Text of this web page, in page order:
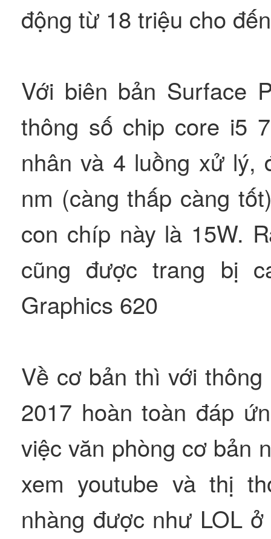
động từ 18 triệu cho
Với biên bản Surface
thông số chip core i5
nhân và 4 luồng xử lý,
nm (càng thấp càng
con chíp này là 15W.
cũng được trang bị
Graphics 620
Về cơ bản thì với
2017 hoàn toàn đáp
việc văn phòng cơ bản
xem youtube và thị
nhàng được như LOL